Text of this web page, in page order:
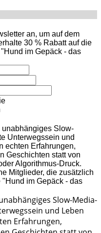
an, um auf dem
30 % Rabatt auf die
im Gepäck - das
Slow-Media-
und Leben
Erfahrungen,